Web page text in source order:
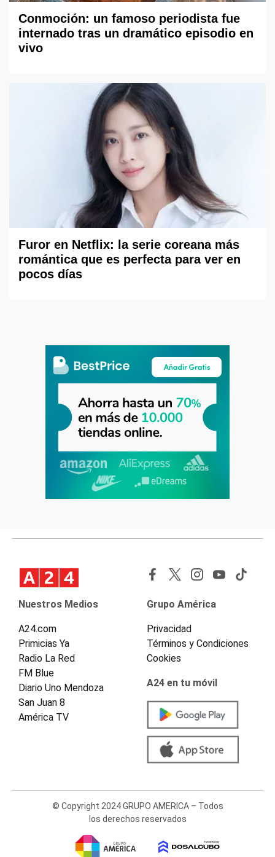
Conmoción: un famoso periodista fue
internado tras un dramático episodio en
vivo
Furor en Netflix: la serie coreana más
romántica que es perfecta para ver en
pocos días
Nuestros Medios
A24.com
Primicias Ya
Radio La Red
FM Blue
Diario Uno Mendoza
San Juan 8
América TV
Grupo América
Privacidad
Términos y Condiciones
Cookies
A24 en tu móvil
© Copyright 2024 GRUPO AMERICA – Todos
los derechos reservados